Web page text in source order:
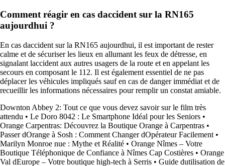
Comment réagir en cas daccident sur la RN165
aujourdhui ?
En cas daccident sur la RN165 aujourdhui, il est important de rester
calme et de sécuriser les lieux en allumant les feux de détresse, en
signalant laccident aux autres usagers de la route et en appelant les
secours en composant le 112. Il est également essentiel de ne pas
déplacer les véhicules impliqués sauf en cas de danger immédiat et de
recueillir les informations nécessaires pour remplir un constat amiable.
Downton Abbey 2: Tout ce que vous devez savoir sur le film très
attendu • Le Doro 8042 : Le Smartphone Idéal pour les Seniors •
Orange Carpentras: Découvrez la Boutique Orange à Carpentras •
Passer dOrange à Sosh : Comment Changer dOpérateur Facilement •
Marilyn Monroe nue : Mythe et Réalité • Orange Nîmes – Votre
Boutique Téléphonique de Confiance à Nîmes Cap Costières • Orange
Val dEurope – Votre boutique high-tech à Serris • Guide dutilisation de